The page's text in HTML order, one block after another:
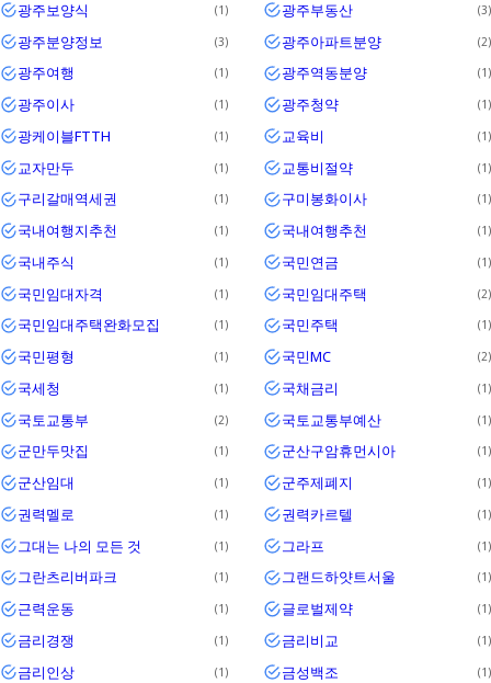
광주보양식 1 광주부동산 3
광주분양정보 3 광주아파트분양 2
광주여행 1 광주역동분양 1
광주이사 1 광주청약 1
광케이블FTTH 1 교육비 1
교자만두 1 교통비절약 1
구리갈매역세권 1 구미봉화이사 1
국내여행지추천 1 국내여행추천 1
국내주식 1 국민연금 1
국민임대자격 1 국민임대주택 2
국민임대주택완화모집 1 국민주택 1
국민평형 1 국민MC 2
국세청 1 국채금리 1
국토교통부 2 국토교통부예산 1
군만두맛집 1 군산구암휴먼시아 1
군산임대 1 군주제폐지 1
권력멜로 1 권력카르텔 1
그대는 나의 모든 것 1 그라프 1
그란츠리버파크 1 그랜드하얏트서울 1
근력운동 1 글로벌제약 1
금리경쟁 1 금리비교 1
금리인상 1 금성백조 1